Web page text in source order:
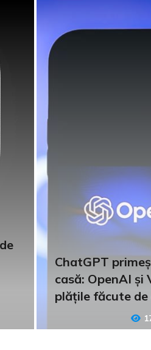
ChatGPT
casă: OpenAI și
plățile făcute